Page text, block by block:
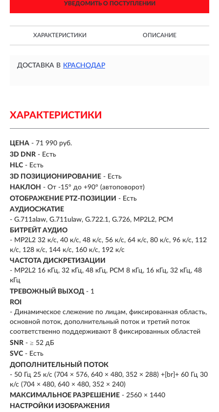
УВЕДОМИТЬ О ПОСТУПЛЕНИИ
ХАРАКТЕРИСТИКИ ОПИСАНИЕ
ДОСТАВКА В КРАСНОДАР
ХАРАКТЕРИСТИКИ
ЦЕНА - 71 990 руб.
3D DNR - Есть
HLC - Есть
3D ПОЗИЦИОНИРОВАНИЕ - Есть
НАКЛОН - От -15° до +90° (автоповорот)
ОТОБРАЖЕНИЕ PTZ-ПОЗИЦИИ - Есть
АУДИОСЖАТИЕ
- G.711alaw, G.711ulaw, G.722.1, G.726, MP2L2, PCM
БИТРЕЙТ АУДИО
- MP2L2 32 к/с, 40 к/с, 48 к/с, 56 к/с, 64 к/с, 80 к/с, 96 к/с, 112
к/с, 128 к/с, 144 к/с, 160 к/с, 192 к/с
ЧАСТОТА ДИСКРЕТИЗАЦИИ
- MP2L2 16 кГц, 32 кГц, 48 кГц, PCM 8 кГц, 16 кГц, 32 кГц, 48
кГц
ТРЕВОЖНЫЙ ВЫХОД - 1
ROI
- Динамическое слежение по лицам, фиксированная область,
основной поток, дополнительный поток и третий поток
соответственно поддерживают 8 фиксированных областей
SNR - ≥ 52 дБ
SVC - Есть
ДОПОЛНИТЕЛЬНЫЙ ПОТОК
- 50 Гц 25 к/с (704 × 576, 640 × 480, 352 × 288) +[br]+ 60 Гц 30
к/с (704 × 480, 640 × 480, 352 × 240)
МАКСИМАЛЬНОЕ РАЗРЕШЕНИЕ - 2560 × 1440
НАСТРОЙКИ ИЗОБРАЖЕНИЯ